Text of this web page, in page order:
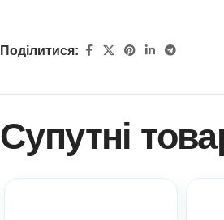
Поділитися:
Супутні